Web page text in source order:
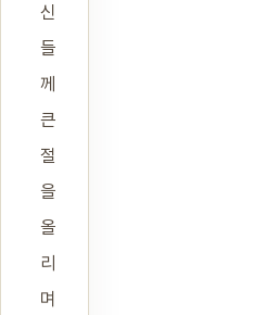
신
들
께
큰
절
을
올
리
며